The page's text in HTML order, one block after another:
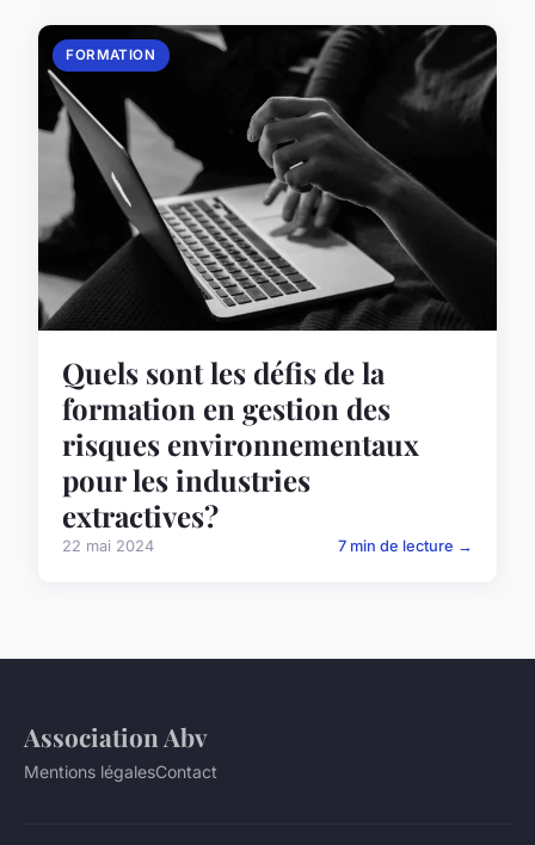
FORMATION
Quels sont les défis de la
formation en gestion des
risques environnementaux
pour les industries
extractives?
22 mai 2024 7 min de lecture →
Association Abv
Mentions légalesContact